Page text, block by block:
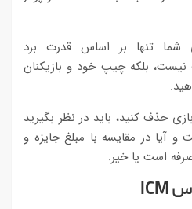
شما تنها بر اساس قدرت برد
بلکه چیپ خود و بازیکنان
حذف کنید، باید در نظر بگیرید
آیا در مقایسه با مبلغ جایزه و
است یا خیر.
ICM